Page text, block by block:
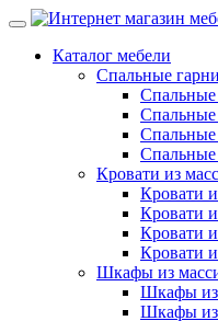
Каталог мебели
Спальные
Спальные
Спальные
Спальные
Спальные
Кровати из
Кровати
Кровати
Кровати
Кровати
Шкафы из
Шкафы из
Шкафы из